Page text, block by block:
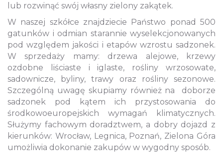
lub rozwinąć swój własny zielony zakątek.
W naszej szkółce znajdziecie Państwo ponad 500
gatunków i odmian starannie wyselekcjonowanych
pod względem jakości i etapów wzrostu sadzonek.
W sprzedaży mamy: drzewa alejowe, krzewy
ozdobne liściaste i iglaste, rośliny wrzosowate,
sadownicze, byliny, trawy oraz rośliny sezonowe.
Szczególną uwagę skupiamy również na doborze
sadzonek pod kątem ich przystosowania do
środkowoeuropejskich wymagań klimatycznych.
Służymy fachowym doradztwem, a dobry dojazd z
kierunków: Wrocław, Legnica, Poznań, Zielona Góra
umożliwia dokonanie zakupów w wygodny sposób.